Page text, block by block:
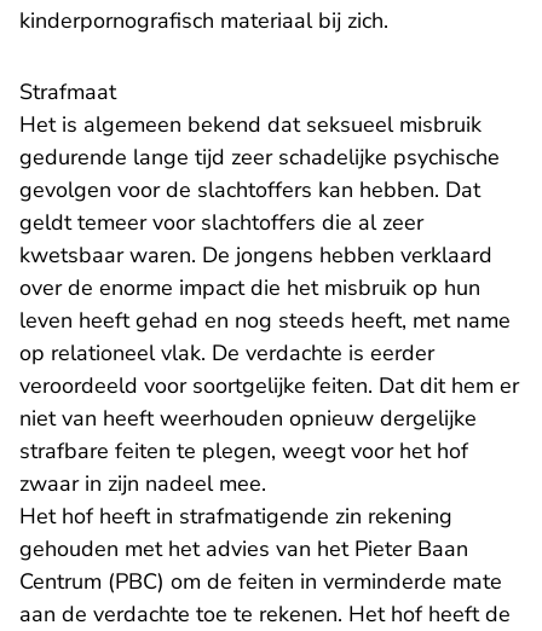
kinderpornografisch materiaal bij zich.
Strafmaat
Het is algemeen bekend dat seksueel misbruik
gedurende lange tijd zeer schadelijke psychische
gevolgen voor de slachtoffers kan hebben. Dat
geldt temeer voor slachtoffers die al zeer
kwetsbaar waren. De jongens hebben verklaard
over de enorme impact die het misbruik op hun
leven heeft gehad en nog steeds heeft, met name
op relationeel vlak. De verdachte is eerder
veroordeeld voor soortgelijke feiten. Dat dit hem er
niet van heeft weerhouden opnieuw dergelijke
strafbare feiten te plegen, weegt voor het hof
zwaar in zijn nadeel mee.
Het hof heeft in strafmatigende zin rekening
gehouden met het advies van het Pieter Baan
Centrum (PBC) om de feiten in verminderde mate
aan de verdachte toe te rekenen. Het hof heeft de